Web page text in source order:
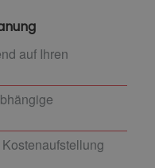
auf Ihren